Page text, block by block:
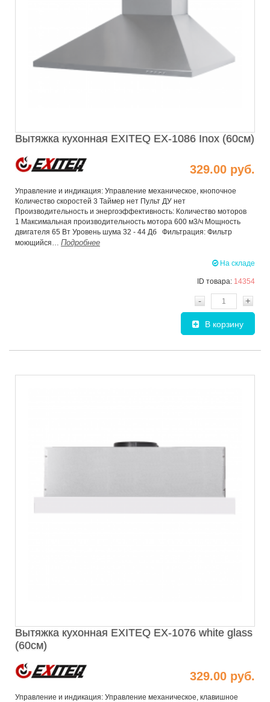
Вытяжка кухонная EXITEQ EX-1086 Inox (60см)
329.00 руб.
Управление и индикация: Управление механическое, кнопочное
Количество скоростей 3 Таймер нет Пульт ДУ нет
Производительность и энергоэффективность: Количество моторов
1 Максимальная производительность мотора 600 м3/ч Мощность
двигателя 65 Вт Уровень шума 32 - 44 Дб Фильтрация: Фильтр
моющийся… Подробнее
На складе
ID товара: 14354
- +
В корзину
Вытяжка кухонная EXITEQ EX-1076 white glass
(60см)
329.00 руб.
Управление и индикация: Управление механическое, клавишное